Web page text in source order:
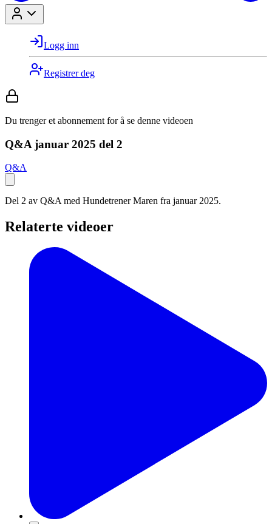
Logg inn
Registrer deg
Du trenger et abonnement for å se denne videoen
Q&A januar 2025 del 2
Q&A
Del 2 av Q&A med Hundetrener Maren fra januar 2025.
Relaterte videoer